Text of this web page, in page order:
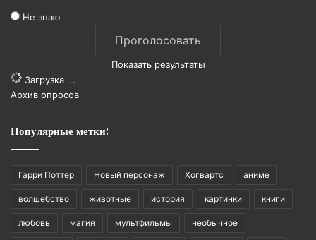
Не знаю
Показать результаты
Загрузка ...
Архив опросов
Популярные метки:
Гарри Поттер Новый персонаж Хогвартс аниме
волшебство животные история картинки книги
любовь магия мультфильмы необычное